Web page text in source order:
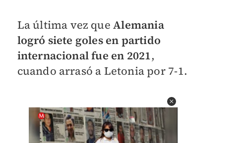
La última vez queAlemania
logró siete goles en partido
internacional fue en 2021,
cuando arrasó a Letonia por 7-1.